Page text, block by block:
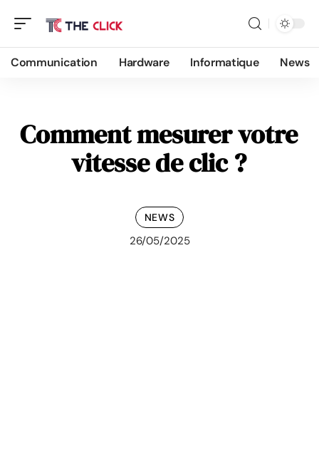
Communication Hardware Informatique News
Comment mesurer votre
vitesse de clic ?
NEWS
26/05/2025